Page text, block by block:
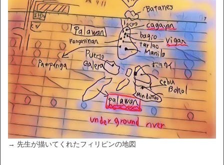
→ 先生が描いてくれたフィリピンの地図